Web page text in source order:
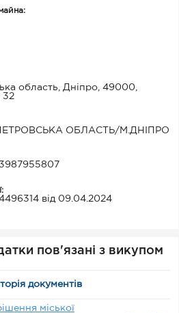
область, Дніпро, 49000,
32
ОБЛАСТЬ/М.ДНІПРО
від 09.04.2024
пов'язані з викупом
документів
міської